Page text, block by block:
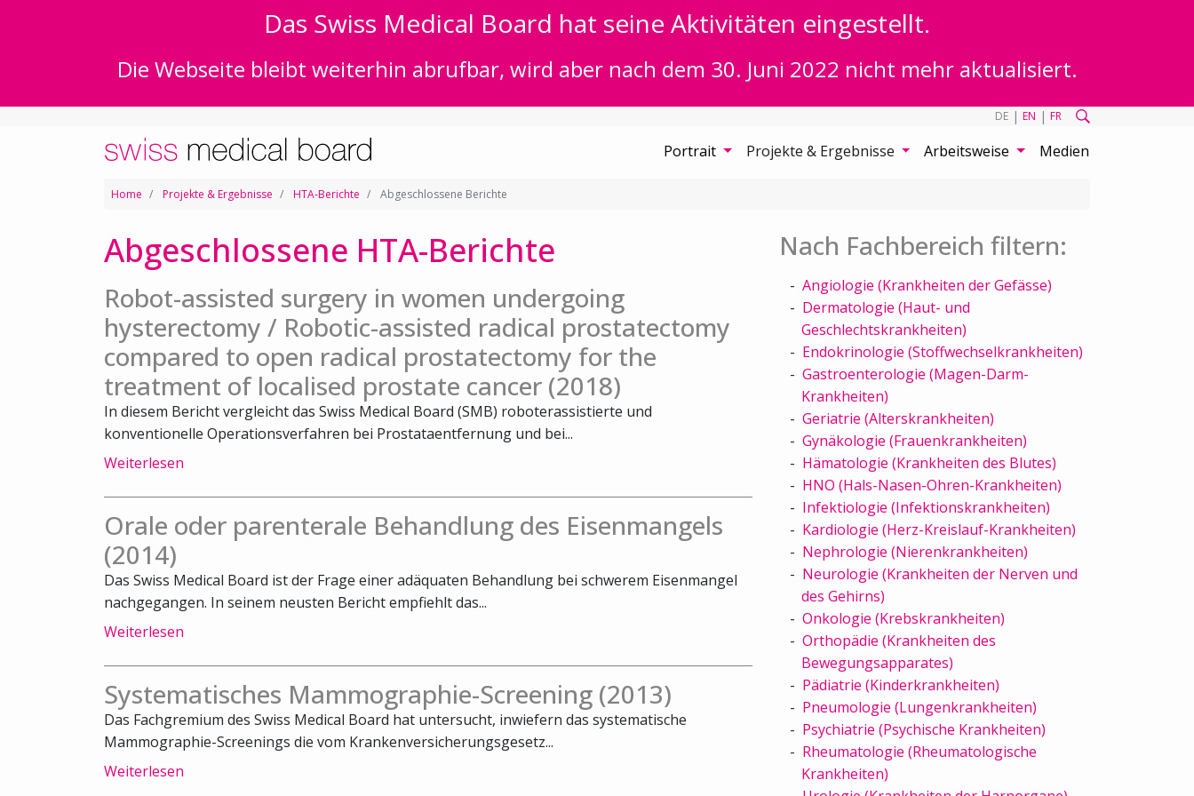
Das Swiss Medical Board hat seine Aktivitäten eingestellt.
Die Webseite bleibt weiterhin abrufbar, wird aber nach dem 30. Juni 2022 nicht mehr aktualisiert.
DE | EN | FR
Portrait Projekte & Ergebnisse Arbeitsweise Medien
Home Projekte & Ergebnisse HTA-Berichte Abgeschlossene Berichte
Abgeschlossene HTA-Berichte
Robot-assisted surgery in women undergoing
hysterectomy / Robotic-assisted radical prostatectomy
compared to open radical prostatectomy for the
treatment of localised prostate cancer (2018)
In diesem Bericht vergleicht das Swiss Medical Board (SMB) roboterassistierte und
konventionelle Operationsverfahren bei Prostataentfernung und bei...
Weiterlesen
Orale oder parenterale Behandlung des Eisenmangels
(2014)
Das Swiss Medical Board ist der Frage einer adäquaten Behandlung bei schwerem Eisenmangel
nachgegangen. In seinem neusten Bericht empfiehlt das...
Weiterlesen
Systematisches Mammographie-Screening (2013)
Das Fachgremium des Swiss Medical Board hat untersucht, inwiefern das systematische
Mammographie-Screenings die vom Krankenversicherungsgesetz...
Weiterlesen
Nach Fachbereich filtern:
Angiologie (Krankheiten der Gefässe)
Dermatologie (Haut- und
Geschlechtskrankheiten)
Endokrinologie (Stoffwechselkrankheiten)
Gastroenterologie (Magen-Darm-
Krankheiten)
Geriatrie (Alterskrankheiten)
Gynäkologie (Frauenkrankheiten)
Hämatologie (Krankheiten des Blutes)
HNO (Hals-Nasen-Ohren-Krankheiten)
Infektiologie (Infektionskrankheiten)
Kardiologie (Herz-Kreislauf-Krankheiten)
Nephrologie (Nierenkrankheiten)
Neurologie (Krankheiten der Nerven und
des Gehirns)
Onkologie (Krebskrankheiten)
Orthopädie (Krankheiten des
Bewegungsapparates)
Pädiatrie (Kinderkrankheiten)
Pneumologie (Lungenkrankheiten)
Psychiatrie (Psychische Krankheiten)
Rheumatologie (Rheumatologische
Krankheiten)